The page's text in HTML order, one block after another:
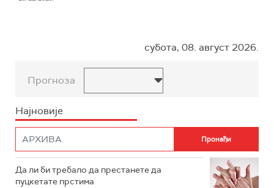
субота, 08. август 2026.
Прогноза
Најновије
Да ли би требало да престанете да
пуцкетате прстима